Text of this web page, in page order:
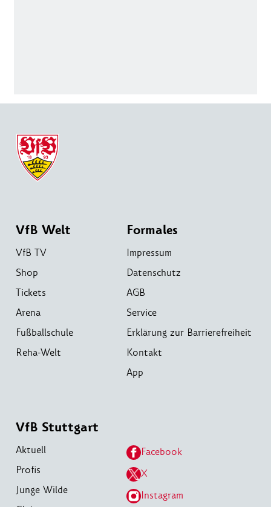
VfB Welt
VfB TV
Shop
Tickets
Arena
Fußballschule
Reha-Welt
Formales
Impressum
Datenschutz
AGB
Service
Erklärung zur Barrierefreiheit
Kontakt
App
VfB Stuttgart
Aktuell
Profis
Junge Wilde
Facebook
X
Instagram